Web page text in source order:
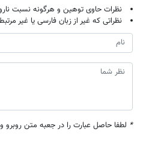
نظرات حاوی توهین و هرگونه نسبت
نظراتی که غیر از زبان فارسی یا غیر
* لطفا حاصل عبارت را در جعبه متن روبرو